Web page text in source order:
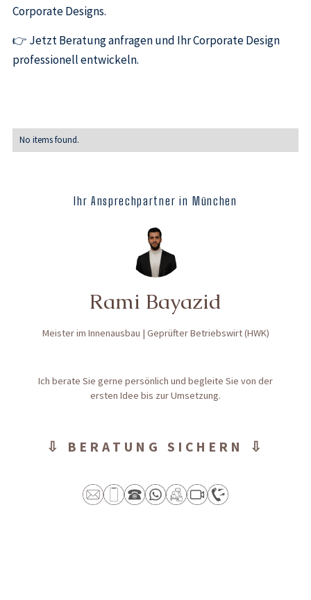
Corporate Designs.
👉 Jetzt Beratung anfragen und Ihr Corporate Design
professionell entwickeln.
No items found.
Ihr Ansprechpartner in München
Rami Bayazid
Meister im Innenausbau | Geprüfter Betriebswirt (HWK)
Ich berate Sie gerne persönlich und begleite Sie von der
ersten Idee bis zur Umsetzung.
⇩ BERATUNG SICHERN ⇩